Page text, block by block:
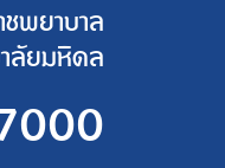
พยาบาล
ลัยมหิดล